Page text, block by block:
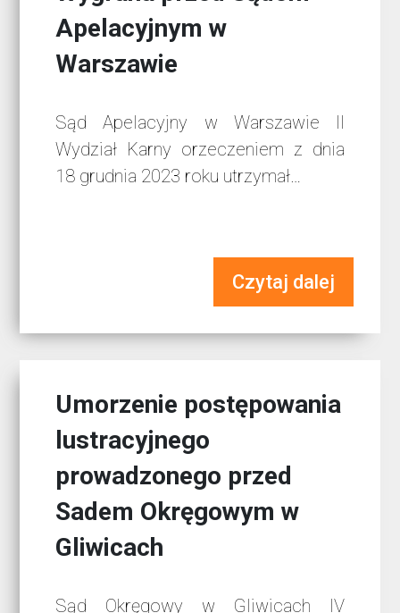
Apelacyjnym w
Warszawie
Sąd Apelacyjny w Warszawie II
Wydział Karny orzeczeniem z dnia
18 grudnia 2023 roku utrzymał…
Czytaj dalej
Umorzenie postępowania
lustracyjnego
prowadzonego przed
Sadem Okręgowym w
Gliwicach
Sąd Okręgowy w Gliwicach IV